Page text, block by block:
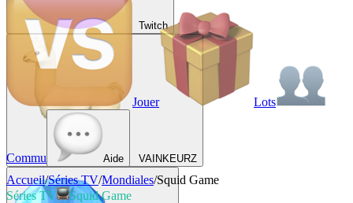
Twitch
VAINKEURZ
Jouer Lots
Commu Aide
Accueil/Séries TV/Mondiales/Squid Game
Séries TV
Squid Game